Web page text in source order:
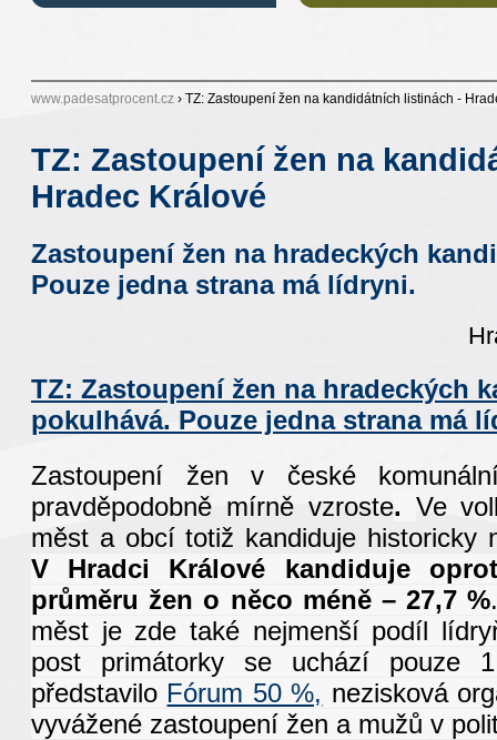
www.padesatprocent.cz › TZ: Zastoupení žen na kandidátních listinách -
TZ: Zastoupení žen na
Hradec Králové
Zastoupení žen na hradeckých
Pouze jedna strana má lídryni.
TZ: Zastoupení žen na hradeckých
pokulhává. Pouze jedna strana má
Zastoupení žen v české
pravděpodobně mírně vzroste. Ve
měst a obcí totiž kandiduje
V Hradci Králové kandiduje
průměru žen o něco méně – 27,7 %
měst je zde také nejmenší podíl
post primátorky se uchází pouze
představilo Fórum 50 %, nezisková
vyvážené zastoupení žen a mužů v